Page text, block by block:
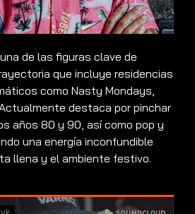
de las figuras clave de
que incluye residencias
como Nasty Mondays,
destaca por pinchar
años 80 y 90, así como pop y
una energía inconfundible
llena y el ambiente festivo.